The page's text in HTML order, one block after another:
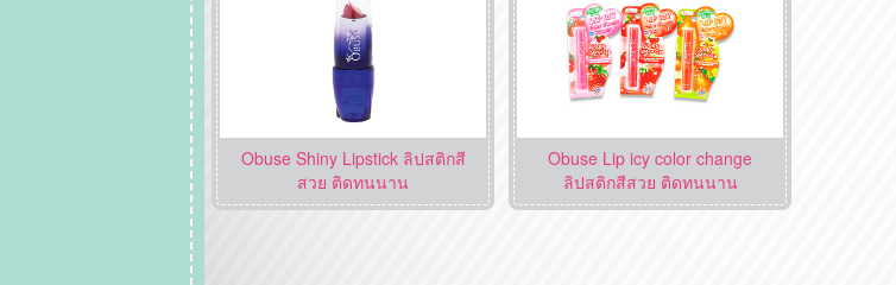
Obuse Shiny Lipstick ลิปสติกสี
สวย ติดทนนาน
Obuse Lip icy color change
ลิปสติกสีสวย ติดทนนาน